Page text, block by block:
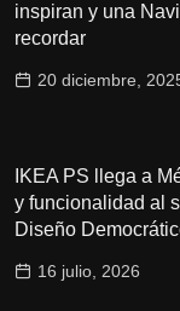
inspiran y una
recordar
20 diciembre,
IKEA PS llega a
y funcionalidad al
Diseño
16 julio, 2026